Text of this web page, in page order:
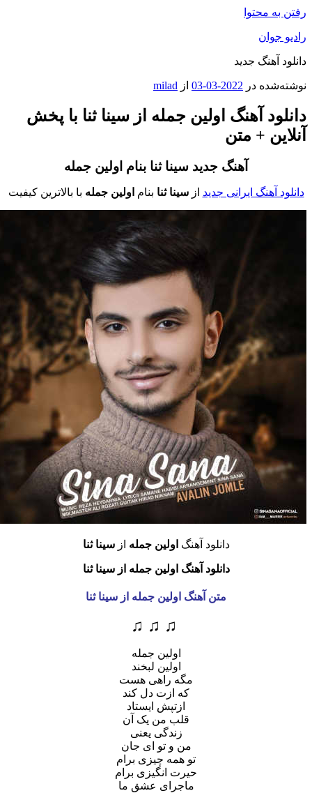
به محتوا
جوان
آهنگ جدید
در 2022-03-03 ازmilad
آهنگ اولین جمله از سینا ثنا با پخش
+ متن
آهنگ جدید سینا ثنابنام اولین جمله
دانلود آهنگ ایرانی جدیدازسینا ثنابناماولین جملهبا بالاترین کیفیت
دانلود آهنگاولین جملهازسینا ثنا
دانلود آهنگ اولین جمله از سینا ثنا
متن آهنگ اولین جملهاز سینا ثنا
♫ ♫ ♫
اولین جمله
اولین لبخند
مگه راهی هست
که ازت دل کند
ازتپش ایستاد
قلب من یک آن
زندگی یعنی
من و تو ای جان
تو همه چیزی برام
حیرت انگیزی برام
ماجرای عشق ما